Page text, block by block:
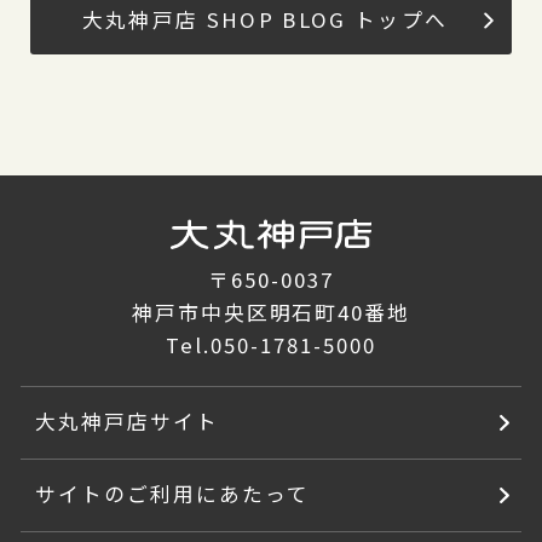
大丸神戸店 SHOP BLOG トップへ
〒650-0037
神戸市中央区明石町40番地
Tel.050-1781-5000
大丸神戸店サイト
サイトのご利用にあたって